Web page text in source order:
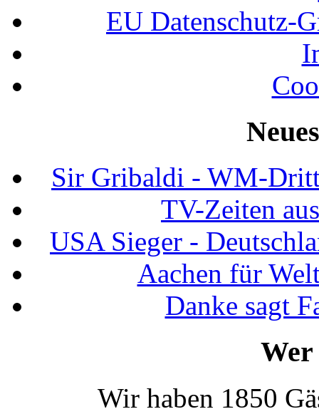
EU Datenschutz-
Sir Gribaldi - WM-
TV-Zeiten
USA Sieger -
Aachen für
Danke sagt
Wir haben 1850